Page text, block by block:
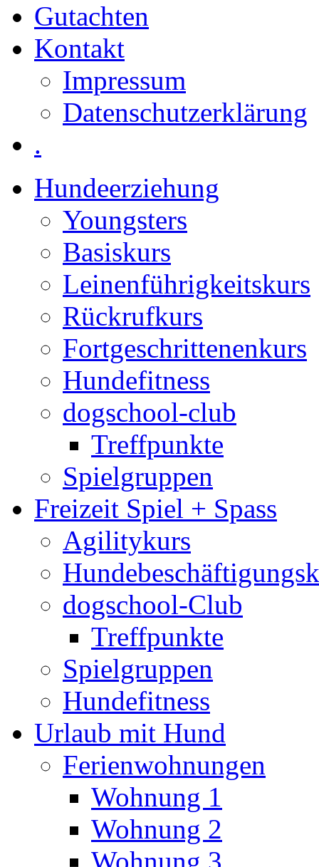
Gutachten
Kontakt
Impressum
Datenschutzerklärung
.
Hundeerziehung
Youngsters
Basiskurs
Leinenführigkeitskurs
Rückrufkurs
Fortgeschrittenenkurs
Hundefitness
dogschool-club
Treffpunkte
Spielgruppen
Freizeit Spiel + Spass
Agilitykurs
dogschool-Club
Treffpunkte
Spielgruppen
Hundefitness
Urlaub mit Hund
Ferienwohnungen
Wohnung 1
Wohnung 2
Wohnung 3